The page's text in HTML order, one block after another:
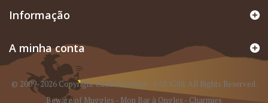
Informação
A minha conta
© 2009-2026 Copyright CacheBoutique - SAS iGilli. All Rights Reserved.
Beware of Muggles - Mon Bar à Ongles - Charmies